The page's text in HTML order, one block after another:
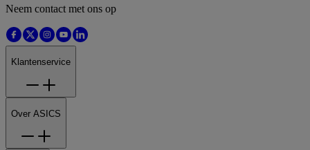
Neem contact met ons op
Klantenservice
Over ASICS